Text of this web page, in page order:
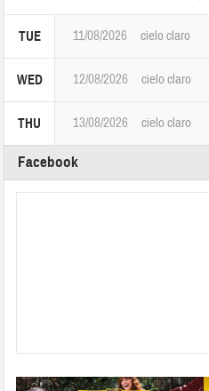
TUE 11/08/2026 cielo claro
WED 12/08/2026 cielo claro
THU 13/08/2026 cielo claro
Facebook